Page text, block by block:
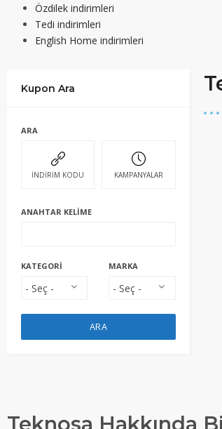
Özdilek indirimleri
Tedi indirimleri
English Home indirimleri
Kupon Ara
ARA
İNDİRİM KODU KAMPANYALAR
ANAHTAR KELIME
KATEGORI MARKA
ARA
Teknosa Hakkında